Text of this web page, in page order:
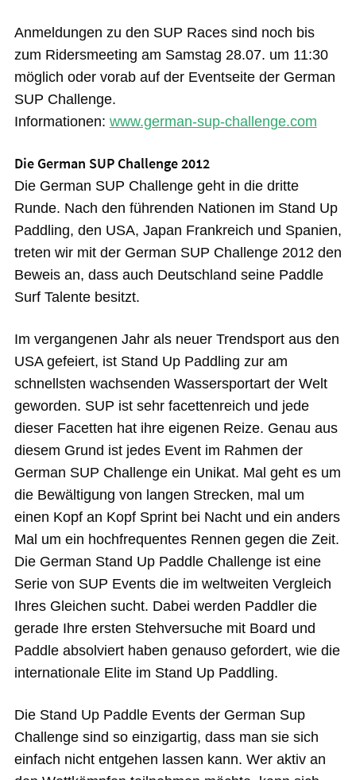
Anmeldungen zu den SUP Races sind noch bis
zum Ridersmeeting am Samstag 28.07. um 11:30
möglich oder vorab auf der Eventseite der German
SUP Challenge.
Informationen: www.german-sup-challenge.com
Die German SUP Challenge 2012
Die German SUP Challenge geht in die dritte
Runde. Nach den führenden Nationen im Stand Up
Paddling, den USA, Japan Frankreich und Spanien,
treten wir mit der German SUP Challenge 2012 den
Beweis an, dass auch Deutschland seine Paddle
Surf Talente besitzt.
Im vergangenen Jahr als neuer Trendsport aus den
USA gefeiert, ist Stand Up Paddling zur am
schnellsten wachsenden Wassersportart der Welt
geworden. SUP ist sehr facettenreich und jede
dieser Facetten hat ihre eigenen Reize. Genau aus
diesem Grund ist jedes Event im Rahmen der
German SUP Challenge ein Unikat. Mal geht es um
die Bewältigung von langen Strecken, mal um
einen Kopf an Kopf Sprint bei Nacht und ein anders
Mal um ein hochfrequentes Rennen gegen die Zeit.
Die German Stand Up Paddle Challenge ist eine
Serie von SUP Events die im weltweiten Vergleich
Ihres Gleichen sucht. Dabei werden Paddler die
gerade Ihre ersten Stehversuche mit Board und
Paddle absolviert haben genauso gefordert, wie die
internationale Elite im Stand Up Paddling.
Die Stand Up Paddle Events der German Sup
Challenge sind so einzigartig, dass man sie sich
einfach nicht entgehen lassen kann. Wer aktiv an